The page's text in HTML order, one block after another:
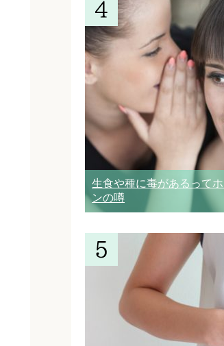
生食や種に毒があるって
ンの噂